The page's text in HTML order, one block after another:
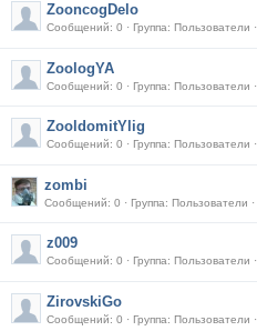
ZooncogDelo
Сообщений: 0 · Группа: Пользователи ·
ZoologYA
Сообщений: 0 · Группа: Пользователи ·
ZooldomitYlig
Сообщений: 0 · Группа: Пользователи ·
zombi
Сообщений: 0 · Группа: Пользователи ·
z009
Сообщений: 0 · Группа: Пользователи ·
ZirovskiGo
Сообщений: 0 · Группа: Пользователи ·